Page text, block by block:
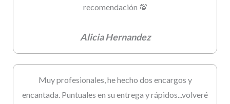
recomendación 💯
Alicia Hernandez
Muy profesionales, he hecho dos encargos y
encantada. Puntuales en su entrega y rápidos...volveré